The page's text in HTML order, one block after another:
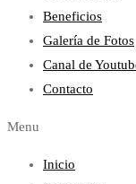
Beneficios
Galería de Fotos
Canal de
Contacto
Menu
Inicio